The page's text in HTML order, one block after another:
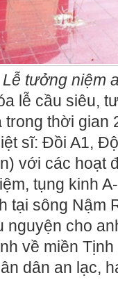
Lễ tưởng niệm
lễ cầu siêu,
trong thời gian
sĩ: Đồi A1,
với các hoạt
tụng kinh
tại sông
nguyện cho
về miền
dân an lạc,